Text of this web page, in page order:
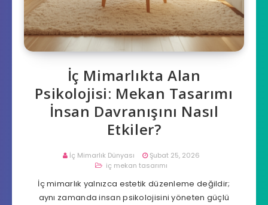
İç Mimarlıkta Alan
Psikolojisi: Mekan Tasarımı
İnsan Davranışını Nasıl
Etkiler?
İç Mimarlık Dünyası
Şubat 25, 2026
iç mekan tasarımı
İç mimarlık yalnızca estetik düzenleme değildir;
aynı zamanda insan psikolojisini yöneten güçlü